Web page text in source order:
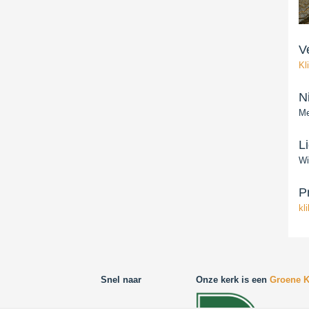
Snel naar Onze kerk is een Groene